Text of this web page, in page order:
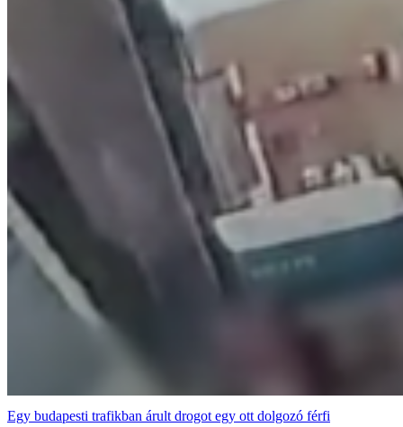
Egy budapesti trafikban árult drogot egy ott dolgozó férfi